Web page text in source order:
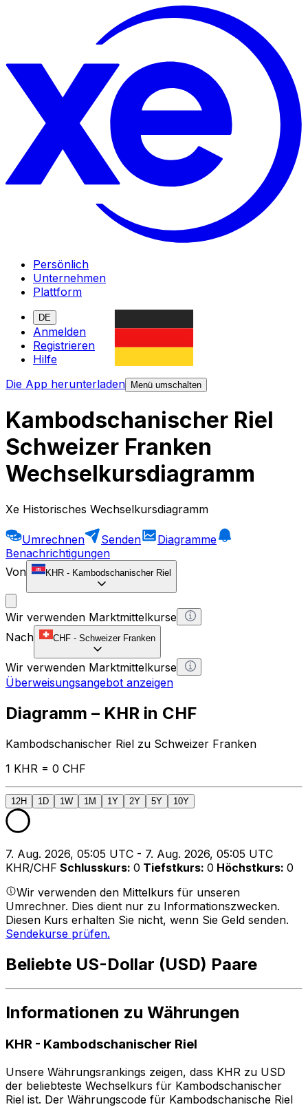
Persönlich
Unternehmen
Plattform
DE
Anmelden
Registrieren
Hilfe
Die App herunterladen
Menü umschalten
Kambodschanischer Riel
Schweizer Franken
Wechselkursdiagramm
Xe Historisches Wechselkursdiagramm
Umrechnen Senden
Diagramme
Benachrichtigungen
Von
KHR - Kambodschanischer Riel
Wir verwenden Marktmittelkurse
Nach
CHF - Schweizer Franken
Wir verwenden Marktmittelkurse
Überweisungsangebot anzeigen
Diagramm – KHR in CHF
Kambodschanischer Riel zu Schweizer Franken
1 KHR = 0 CHF
12H 1D 1W 1M 1Y 2Y 5Y 10Y
7. Aug. 2026, 05:05 UTC - 7. Aug. 2026, 05:05 UTC
KHR/CHF Schlusskurs: 0 Tiefstkurs: 0 Höchstkurs: 0
Wir verwenden den Mittelkurs für unseren
Umrechner. Dies dient nur zu Informationszwecken.
Diesen Kurs erhalten Sie nicht, wenn Sie Geld senden.
Sendekurse prüfen.
Beliebte US-Dollar (USD) Paare
Informationen zu Währungen
KHR - Kambodschanischer Riel
Unsere Währungsrankings zeigen, dass KHR zu USD
der beliebteste Wechselkurs für Kambodschanischer
Riel ist. Der Währungscode für Kambodschanische Riel